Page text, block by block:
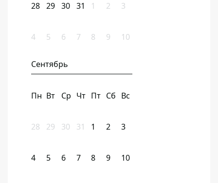
28 29 30 31 1 2 3
4 5 6 7 8 9 10
Сентябрь
Пн Вт Ср Чт Пт Сб Вс
28 29 30 31 1 2 3
4 5 6 7 8 9 10